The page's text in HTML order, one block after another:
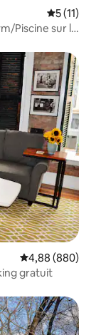
5 (11)
Piscine sur le
Évaluation
4,88 (880)
gratuit